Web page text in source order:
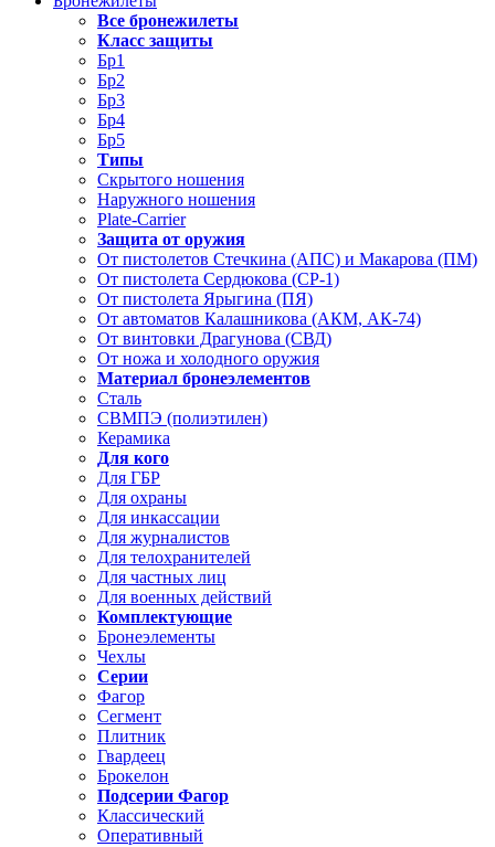
Все бронежилеты
Класс защиты
Бр1
Бр2
Бр3
Бр4
Бр5
Типы
Скрытого ношения
Наружного ношения
Plate-Carrier
Защита от оружия
От пистолетов Стечкина (АПС) и Макарова (ПМ)
От пистолета Сердюкова (СР-1)
От пистолета Ярыгина (ПЯ)
От автоматов Калашникова (АКМ, АК-74)
От винтовки Драгунова (СВД)
От ножа и холодного оружия
Материал бронеэлементов
Сталь
СВМПЭ (полиэтилен)
Керамика
Для кого
Для ГБР
Для охраны
Для инкассации
Для журналистов
Для телохранителей
Для частных лиц
Для военных действий
Комплектующие
Бронеэлементы
Чехлы
Серии
Фагор
Сегмент
Плитник
Гвардеец
Брокелон
Подсерии Фагор
Классический
Оперативный